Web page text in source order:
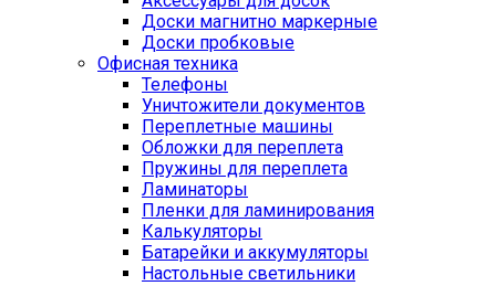
Доски магнитно маркерные
Доски пробковые
Офисная техника
Телефоны
Уничтожители документов
Переплетные машины
Обложки для переплета
Пружины для переплета
Ламинаторы
Пленки для ламинирования
Калькуляторы
Батарейки и аккумуляторы
Настольные светильники